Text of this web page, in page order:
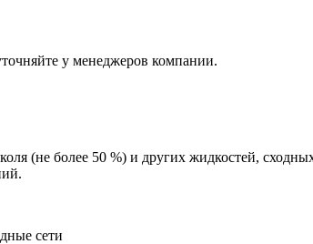
у менеджеров компании.
(не более 50 %) и других жидкостей,
сети